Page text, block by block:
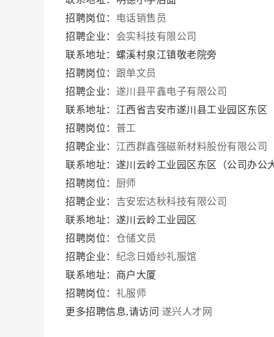
招聘岗位：
电话销售员
招聘企业： 会实科技有限公司
联系地址：螺溪村泉江镇敬老院旁
招聘岗位： 跟单文员
招聘企业： 遂川县平鑫电子有限公司
联系地址：江西省吉安市遂川县工业园区东区
招聘岗位： 普工
招聘企业： 江西群鑫强磁新材料股份有限公司
联系地址：遂川云岭工业园区东区（公司办公
招聘岗位： 厨师
招聘企业： 吉安宏达秋科技有限公司
联系地址：遂川云岭工业园区
招聘岗位： 仓储文员
招聘企业： 纪念日婚纱礼服馆
联系地址：商户大厦
招聘岗位： 礼服师
更多招聘信息,请访问 遂兴人才网